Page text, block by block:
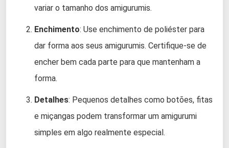
variar o tamanho dos amigurumis.
Enchimento: Use enchimento de poliéster para
dar forma aos seus amigurumis. Certifique-se de
encher bem cada parte para que mantenham a
forma.
Detalhes: Pequenos detalhes como botões, fitas
e miçangas podem transformar um amigurumi
simples em algo realmente especial.